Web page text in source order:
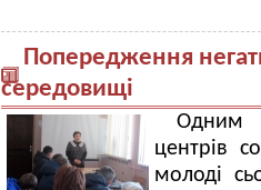
Попередження
середовищі
Одним
центрів
молоді